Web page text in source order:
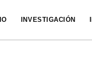
INVESTIGACIÓN